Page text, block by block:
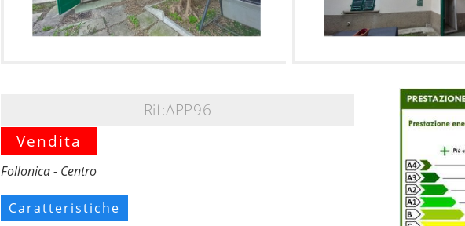
Rif:APP96
Vendita
Follonica - Centro
Caratteristiche